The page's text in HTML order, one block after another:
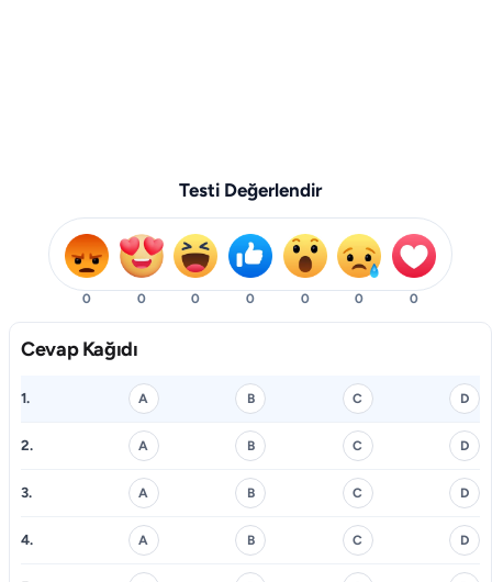
Testi Değerlendir
0 0 0 0 0 0 0
Cevap Kağıdı
1. A B C D
2. A B C D
3. A B C D
4. A B C D